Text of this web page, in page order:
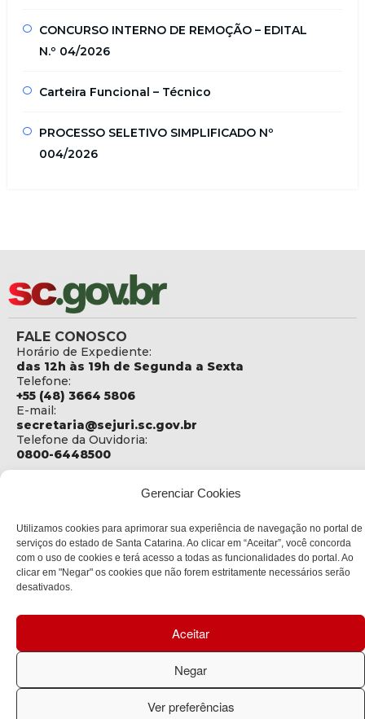
Gerenciar Cookies
Utilizamos cookies para aprimorar sua experiência de navegação no portal de
serviços do estado de Santa Catarina. Ao clicar em “Aceitar”, você concorda
com o uso de cookies e terá acesso a todas as funcionalidades do portal. Ao
clicar em "Negar" os cookies que não forem estritamente necessários serão
desativados.
Aceitar
Negar
Ver preferências
CONCURSO INTERNO DE REMOÇÃO – EDITAL
N.º 04/2026
Carteira Funcional – Técnico
PROCESSO SELETIVO SIMPLIFICADO Nº
004/2026
FALE CONOSCO
Horário de Expediente:
das 12h às 19h de Segunda a Sexta
Telefone:
+55 (48) 3664 5806
E-mail:
secretaria@sejuri.sc.gov.br
Telefone da Ouvidoria:
0800-6448500
SEJURI - Secretaria de Estado de Justiça e Reintegração
Rua Fúlvio Aducci, 1214 - Loja 06
Bairro:
Estreito - Florianópolis - SC
CEP:
Santa Catarina |Desenvolvedor: CIASC